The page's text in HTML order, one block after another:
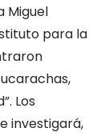
Miguel
para la
Los
investigará,